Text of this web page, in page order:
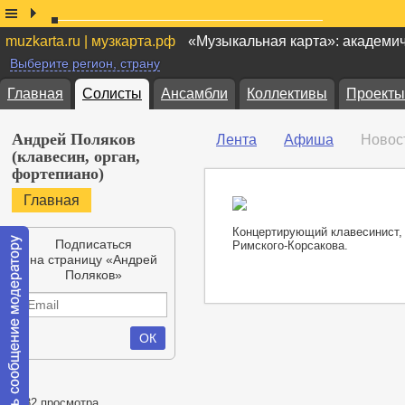
muzkarta.ru | музкарта.рф «Музыкальная карта»:
Выберите регион, страну
Главная Солисты Ансамбли Коллективы Проекты
Андрей Поляков
(клавесин, орган,
фортепиано)
Главная
Подписаться
на страницу «Андрей
Поляков»
Лента Афиша
Концертирующий
Римского-Корсакова.